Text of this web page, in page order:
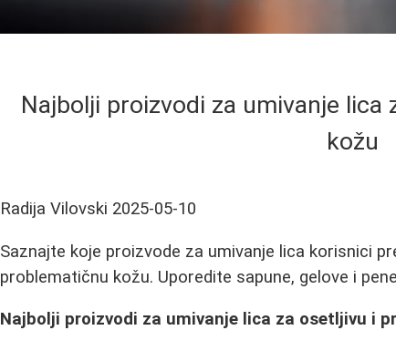
Najbolji proizvodi za umivanje
kožu
Radija Vilovski 2025-05-10
Saznajte koje proizvode za umivanje lica korisnici
problematičnu kožu. Uporedite sapune, gelove i
Najbolji proizvodi za umivanje lica za osetljivu i